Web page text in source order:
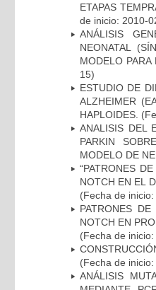
ETAPAS
de inicio: 2010-
ANÁLISIS
NEONATAL
MODELO
15)
ESTUDIO DE
ALZHEIMER
HAPLOIDES.
ANALISIS DEL
PARKIN
MODELO DE
“PATRONES
NOTCH EN EL
(Fecha de
PATRONES
NOTCH EN
(Fecha de
(Fecha de
ANÁLISIS